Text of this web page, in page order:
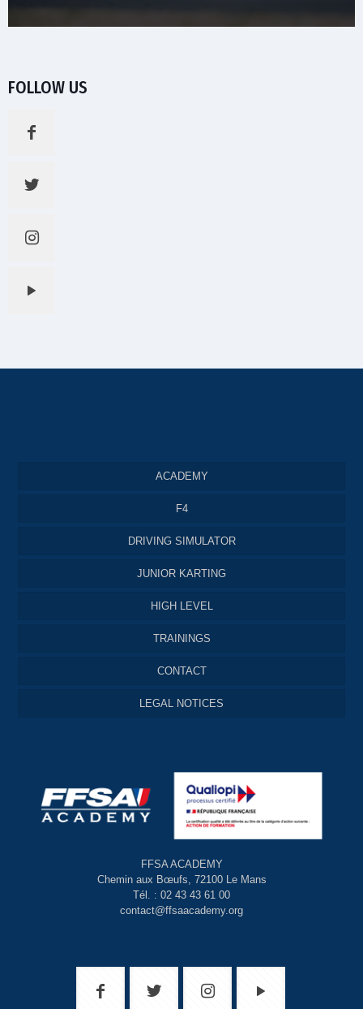
FOLLOW US
ACADEMY
F4
DRIVING SIMULATOR
JUNIOR KARTING
HIGH LEVEL
TRAININGS
CONTACT
LEGAL NOTICES
FFSA ACADEMY
Chemin aux Bœufs, 72100 Le Mans
Tél. : 02 43 43 61 00
contact@ffsaacademy.org